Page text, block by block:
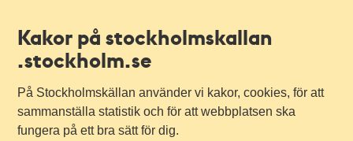
Kakor på stockholmskallan
.stockholm.se
På Stockholmskällan använder vi kakor, cookies, för att
sammanställa statistik och för att webbplatsen ska
fungera på ett bra sätt för dig.